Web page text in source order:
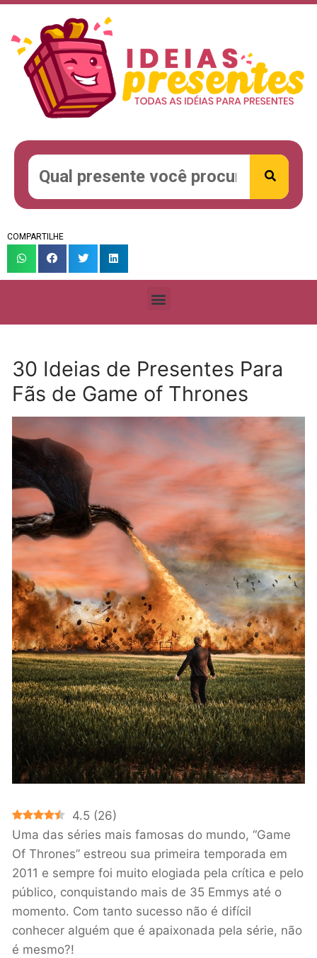
COMPARTILHE
30 Ideias de Presentes Para
Fãs de Game of Thrones
4.5 (26)
Uma das séries mais famosas do mundo, “Game
Of Thrones” estreou sua primeira temporada em
2011 e sempre foi muito elogiada pela crítica e pelo
público, conquistando mais de 35 Emmys até o
momento. Com tanto sucesso não é difícil
conhecer alguém que é apaixonada pela série, não
é mesmo?!